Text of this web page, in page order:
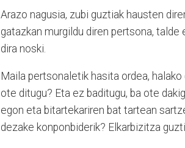
Arazo nagusia, zubi guztiak hausten
gatazkan murgildu diren pertsona,
dira noski.
Maila pertsonaletik hasita ordea,
ote ditugu? Eta ez baditugu, ba ote
egon eta bitartekariren bat tartean
dezake konponbiderik? Elkarbizitza